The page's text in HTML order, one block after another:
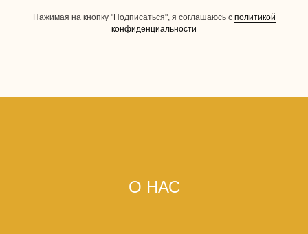
Нажимая на кнопку "Подписаться", я соглашаюсь с политикой
конфиденциальности
О НАС